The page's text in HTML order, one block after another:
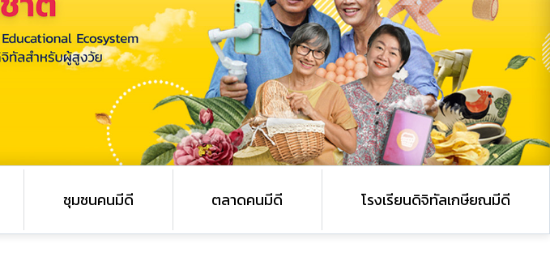
ชุมชนคนมีดี ตลาดคนมีดี โรงเรียนดิจิทัลเกษียณมีดี